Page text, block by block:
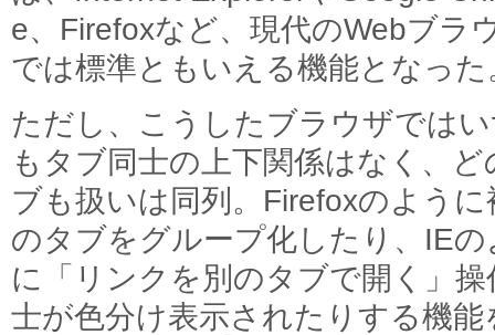
e、Firefoxなど、現代のWebブラ
では標準ともいえる機能となった
ただし、こうしたブラウザでは
もタブ同士の上下関係はなく、ど
ブも扱いは同列。Firefoxのように
のタブをグループ化したり、IEの
に「リンクを別のタブで開く」
士が色分け表示されたりする機